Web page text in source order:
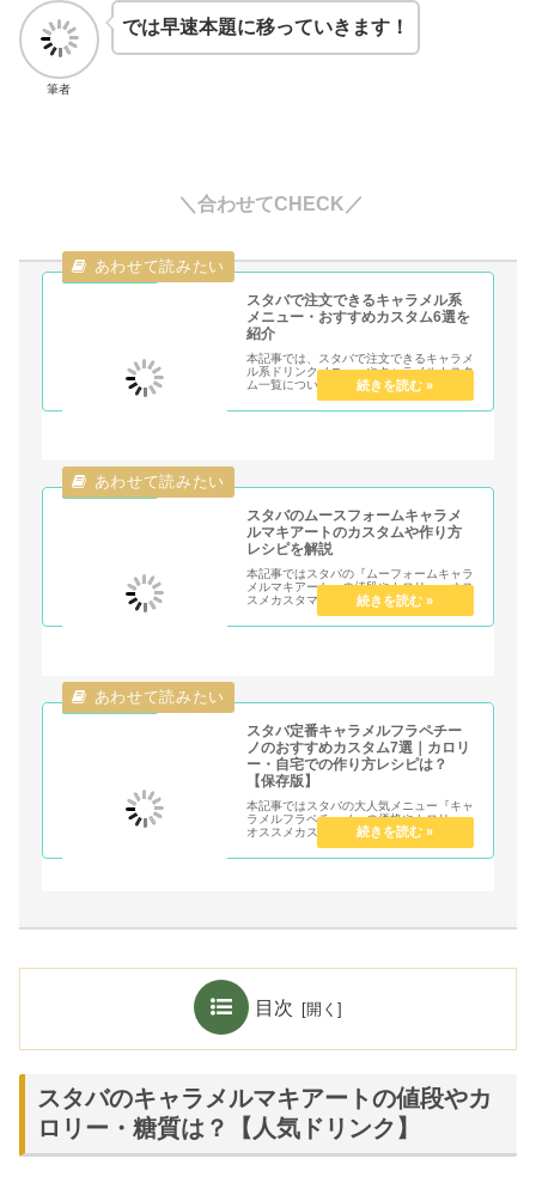
筆者
では早速本題に移っていきます！
＼合わせてCHECK／
スタバで注文できるキャラメル系
メニュー・おすすめカスタム6選を
紹介
本記事では、スタバで注文できるキャラメ
ル系ドリンクメニューやキャラメルカスタ
ム一覧についてまとめています。元スタバ
店員がオススメするキャラメルカスタムド
リンク6選についても紹介しています。ス
スタバのムースフォームキャラメ
ルマキアートのカスタムや作り方
レシピを解説
本記事ではスタバの『ムーフォームキャラ
メルマキアート』の値段やカロリー、オス
スメカスタマイズを元店員が解説します。
また自宅でも再現できる作り方レシピも紹
介します。女性を中心に人気の定番メニュ
スタバ定番キャラメルフラペチー
ノのおすすめカスタム7選｜カロリ
ー・自宅での作り方レシピは？
【保存版】
本記事ではスタバの大人気メニュー『キャ
ラメルフラペチーノ』の価格やカロリー、
オススメカスタムについて元スタバ店員が
紹介します。コク深い甘さのキャラメルと
ほろ苦いコーヒーの相性が最高のドリンク
目次
スタバのキャラメルマキアートの値段やカ
ロリー・糖質は？【人気ドリンク】